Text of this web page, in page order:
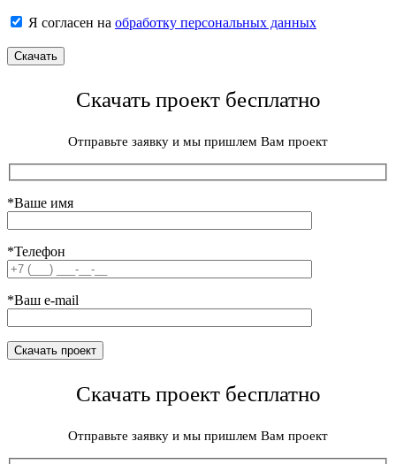
Я согласен на обработку персональных данных
Скачать проект бесплатно
Отправьте заявку и мы пришлем Вам проект
*Ваше имя
*Телефон
*Ваш e-mail
Скачать проект бесплатно
Отправьте заявку и мы пришлем Вам проект